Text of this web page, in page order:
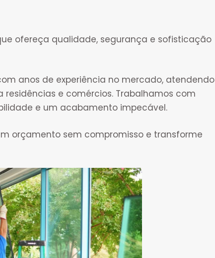
ofereça qualidade, segurança e sofisticação
anos de experiência no mercado, atendendo
e comércios. Trabalhamos com
e um acabamento impecável.
orçamento sem compromisso e transforme